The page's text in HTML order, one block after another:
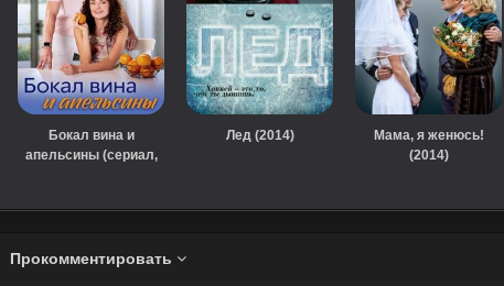
Бокал вина и
апельсины (сериал,
Лед (2014)
Мама, я женюсь!
(2014)
Прокомментировать